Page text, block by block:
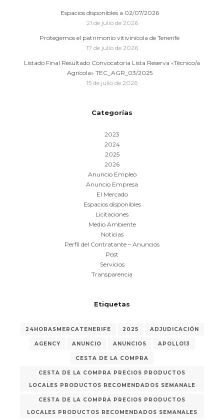
Espacios disponibles a 02/07/2026
21 de julio de 2026
Protegemos el patrimonio vitivinícola de Tenerife
17 de julio de 2026
Listado Final Resultado Convocatoria Lista Reserva «Técnico/a
Agrícola» TEC_AGR_03/2025
15 de julio de 2026
Categorías
2023
2024
2025
2026
Anuncio Empleo
Anuncio Empresa
El Mercado
Espacios disponibles
Licitaciones
Medio Ambiente
Noticias
Perfil del Contratante – Anuncios
Post
Servicios
Transparencia
Etiquetas
24HORASMERCATENERIFE 2025 ADJUDICACIÓN
AGENCY ANUNCIO ANUNCIOS APOLLO13
CESTA DE LA COMPRA
CESTA DE LA COMPRA PRECIOS PRODUCTOS
LOCALES PRODUCTOS RECOMENDADOS SEMANALE
CESTA DE LA COMPRA PRECIOS PRODUCTOS
LOCALES PRODUCTOS RECOMENDADOS SEMANALES